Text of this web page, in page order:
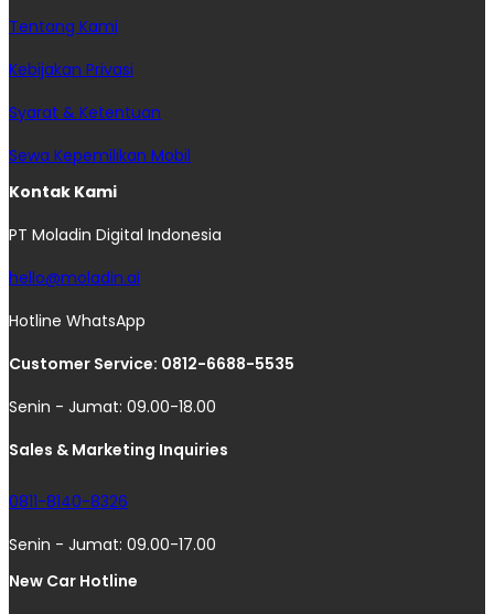
Tentang Kami
Kebijakan Privasi
Syarat & Ketentuan
Sewa Kepemilikan Mobil
Kontak Kami
PT Moladin Digital Indonesia
hello@moladin.ai
Hotline WhatsApp
Customer Service: 0812-6688-5535
Senin - Jumat: 09.00-18.00
Sales & Marketing Inquiries
0811-8140-8326
Senin - Jumat: 09.00-17.00
New Car Hotline